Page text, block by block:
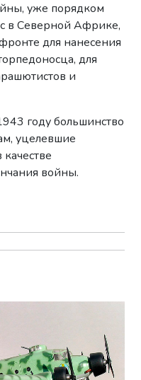
уже порядком
в Северной Африке,
для нанесения
для
и
году большинство
уцелевшие
войны.